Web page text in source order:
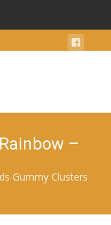
–
Gummy Clusters